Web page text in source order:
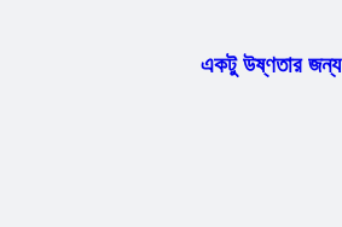
একটু উষ্ণতার জন্য